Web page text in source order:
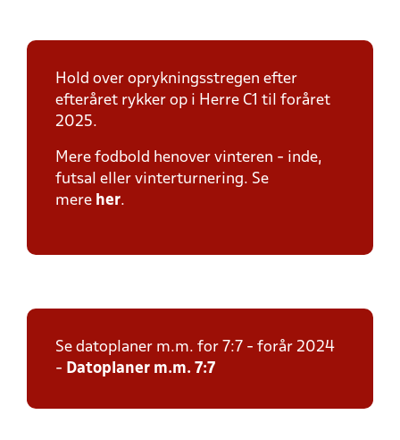
Hold over oprykningsstregen efter
efteråret rykker op i Herre C1 til foråret
2025.
Mere fodbold henover vinteren - inde,
futsal eller vinterturnering. Se
mere her.
Se datoplaner m.m. for 7:7 - forår 2024
- Datoplaner m.m. 7:7